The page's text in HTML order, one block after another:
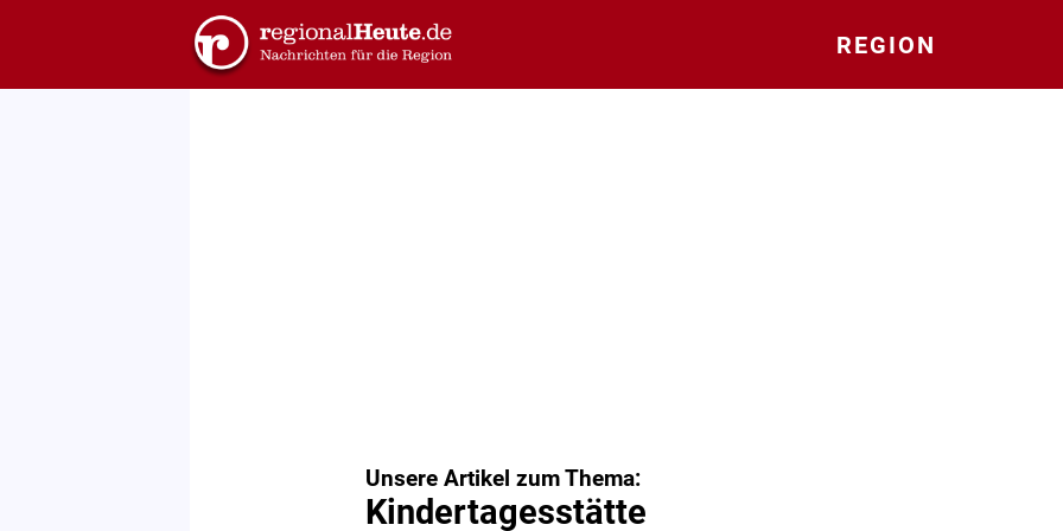
REGION
Unsere Artikel zum Thema:
Kindertagesstätte